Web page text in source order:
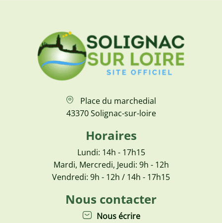
Place du marchedial
43370 Solignac-sur-loire
Horaires
Lundi: 14h - 17h15
Mardi, Mercredi, Jeudi: 9h - 12h
Vendredi: 9h - 12h / 14h - 17h15
Nous contacter
Nous écrire